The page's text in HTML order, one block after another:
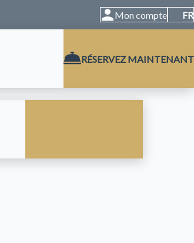
Mon compte FR
RÉSERVEZ MAINTENANT